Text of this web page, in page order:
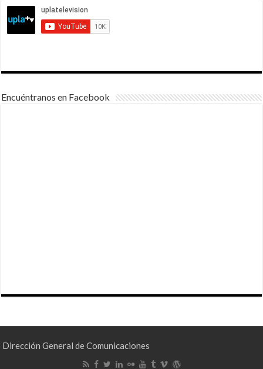
Encuéntranos en Facebook
Dirección General de Comunicaciones